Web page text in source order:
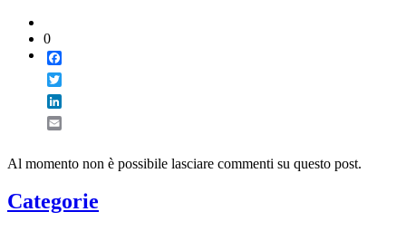
0
Al momento non è possibile lasciare commenti su questo post.
Categorie